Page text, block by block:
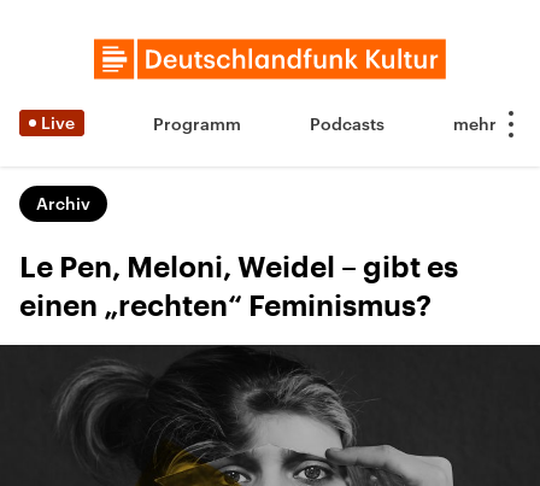
Live Programm Podcasts
Archiv
Le Pen, Meloni, Weidel – gibt es
einen „rechten“ Feminismus?